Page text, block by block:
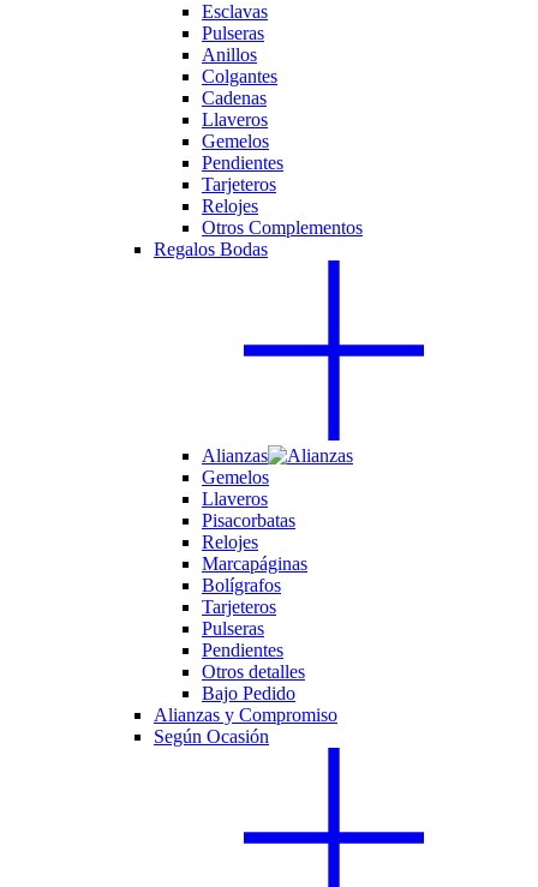
Esclavas
Pulseras
Anillos
Colgantes
Cadenas
Llaveros
Gemelos
Pendientes
Tarjeteros
Relojes
Otros Complementos
Regalos Bodas
Alianzas
Gemelos
Llaveros
Pisacorbatas
Relojes
Marcapáginas
Bolígrafos
Tarjeteros
Pulseras
Pendientes
Otros detalles
Bajo Pedido
Alianzas y Compromiso
Según Ocasión